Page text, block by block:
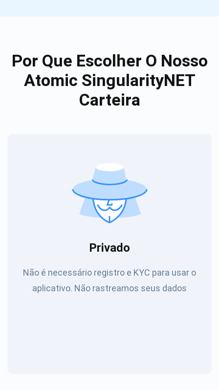
Por Que Escolher O Nosso
Atomic SingularityNET
Carteira
Privado
Não é necessário registro e KYC para usar o
aplicativo. Não rastreamos seus dados